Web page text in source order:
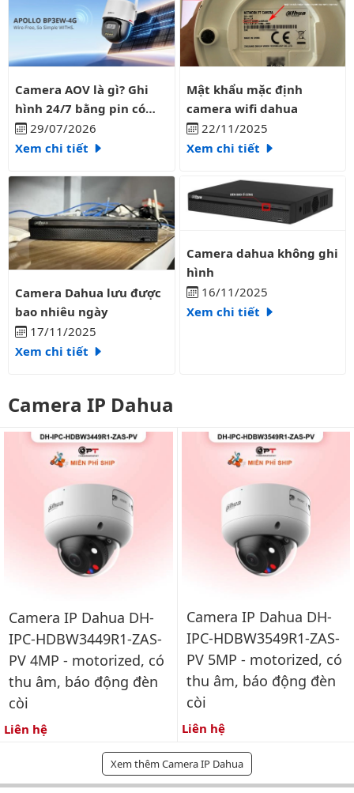
Camera AOV là gì? Ghi hình 24/7 bằng pin có liên tục?
Camera AOV là gì? Ghi
hình 24/7 bằng pin có
liên tục?
29/07/2026
Xem chi tiết
Mật khẩu mặc định camera
Mật khẩu mặc định
camera wifi dahua
22/11/2025
Xem chi tiết
Camera Dahua lưu được bao nhiêu ngày
Camera Dahua lưu được
bao nhiêu ngày
17/11/2025
Xem chi tiết
Camera dahua không ghi hình
Camera dahua không ghi
hình
16/11/2025
Xem chi tiết
Camera IP Dahua
Camera IP Dahua DH-
IPC-HDBW3449R1-ZAS-
PV 4MP - motorized, có
thu âm, báo động đèn
còi
Liên hệ
Camera IP Dahua DH-
IPC-HDBW3549R1-ZAS-
PV 5MP - motorized, có
thu âm, báo động đèn
còi
Liên hệ
Xem thêm Camera IP Dahua